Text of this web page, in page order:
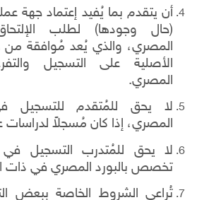
أن يتقدم بما يُفيد إعتماد جهة
(حال وجودها) لطلب
المصري، والذي يُعد مُوافقة من
الأصلية على التسجيل
المصري.
لا يحق للمُتقدم للتسجيل
المصري، إذا كان مُسجلاً لدراسات
لا يحق للمُتدرب التسجيل
تخصص بالبورد المصري في ذات
تُراعي الشروط الخاصة ببعض